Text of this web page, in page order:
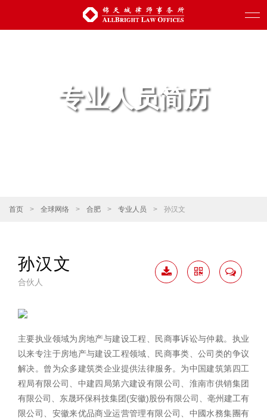
专业人员简历
首页 > 全球网络 > 合肥 > 专业人员 > 孙汉文
孙汉文
合伙人
主要执业领域为房地产与建设工程、民商事诉讼与仲裁。执业
以来专注于房地产与建设工程领域、民商事类、公司类的争议
解决。曾为众多建筑类企业提供法律服务。为中国建筑第四工
程局有限公司、中建四局第六建设有限公司、淮南市供销集团
有限公司、东晟环保科技集团(安徽)股份有限公司、亳州建工有
限公司、安徽来优品商业运营管理有限公司、中國水務集團有